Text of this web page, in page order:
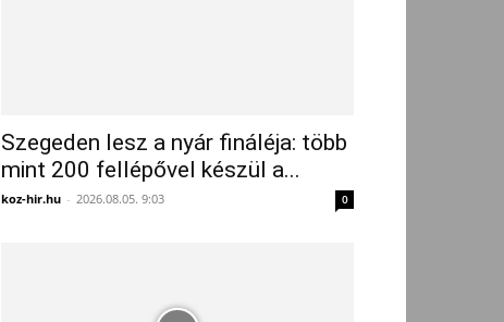
Szegeden lesz a nyár fináléja: több
mint 200 fellépővel készül a...
koz-hir.hu - 2026.08.05. 9:03 0